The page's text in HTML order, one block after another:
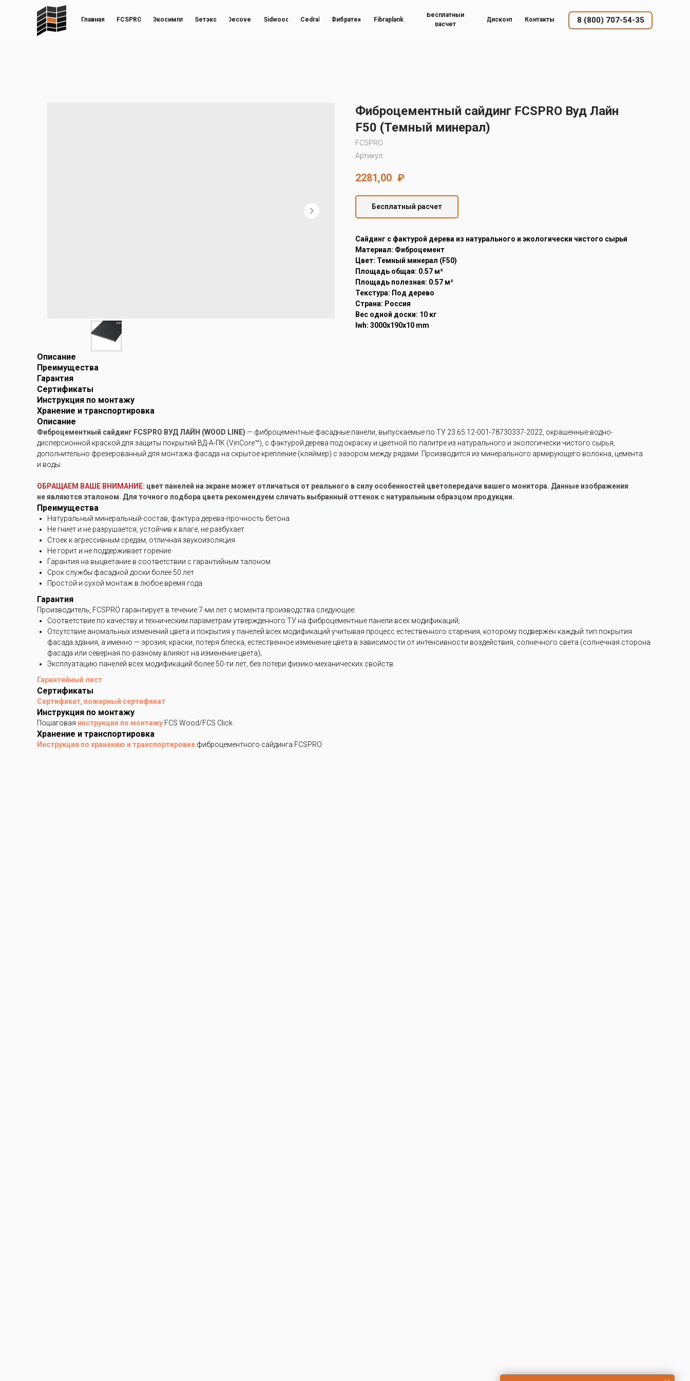
8 (800) 707-54-35
Главная FCSPRO Бетэко Decover Sidwood Cedral Фибратек
Бесплатный
расчет
Контакты
Дисконт
Экосимпл Fibraplank
Фиброцементный сайдинг FCSPRO Вуд Лайн
F50 (Темный минерал)
FCSPRO
Артикул:
2281,00 ₽
Бесплатный расчет
Cайдинг с фактурой дерева из натурального и экологически чистого сырья
Материал: Фиброцемент
Цвет: Темный минерал (F50)
Площадь общая: 0.57 м²
Площадь полезная: 0.57 м²
Текстура: Под дерево
Страна: Россия
Вес одной доски: 10 кг
lwh: 3000x190x10 mm
Описание
Преимущества
Гарантия
Сертификаты
Инструкция по монтажу
Хранение и транспортировка
Описание
Фиброцементный сайдинг FCSPRO ВУД ЛАЙН (WOOD LINE) — фиброцементные фасадные панели, выпускаемые по ТУ 23.65.12-001-78730337-2022, окрашенные водно-
дисперсионной краской для защиты покрытий ВД-А-ПК (VinCore™), с фактурой дерева под окраску и цветной по палитре из натурального и экологически чистого сырья,
дополнительно фрезерованный для монтажа фасада на скрытое крепление (кляймер) с зазором между рядами. Производится из минерального армирующего волокна, цемента
и воды.
ОБРАЩАЕМ ВАШЕ ВНИМАНИЕ: цвет панелей на экране может отличаться от реального в силу особенностей цветопередачи вашего монитора. Данные изображения
не являются эталоном. Для точного подбора цвета рекомендуем сличать выбранный оттенок с натуральным образцом продукции.
Преимущества
Натуральный минеральный состав, фактура дерева-прочность бетона
Не гниет и не разрушается, устойчив к влаге, не разбухает
Стоек к агрессивным средам, отличная звукоизоляция
Не горит и не поддерживает горение
Гарантия на выцветание в соответствии с гарантийным талоном
Срок службы фасадной доски более 50 лет
Простой и сухой монтаж в любое время года
Гарантия
Производитель, FCSPRO гарантирует в течение 7-ми лет с момента производства следующее:
Соответствие по качеству и техническим параметрам утвержденного ТУ на фиброцементные панели всех модификаций;
Отсутствие аномальных изменений цвета и покрытия у панелей всех модификаций учитывая процесс естественного старения, которому подвержен каждый тип покрытия
фасада здания, а именно — эрозия, краски, потеря блеска, естественное изменение цвета в зависимости от интенсивности воздействия, солнечного света (солнечная сторона
фасада или северная по-разному влияют на изменение цвета);
Эксплуатацию панелей всех модификаций более 50-ти лет, без потери физико-механических свойств.
Гарантийный лист
Сертификаты
Сертификат пожарный сертификат
Инструкция по монтажу
Пошаговая инструкция по монтажу FCS Wood/FCS Click
Хранение и транспортировка
Инструкция по хранению и транспортировке фиброцементного сайдинга FCSPRO